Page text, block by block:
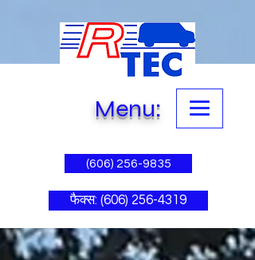
Menu:
(606) 256-9835
फैक्स: (606) 256-4319